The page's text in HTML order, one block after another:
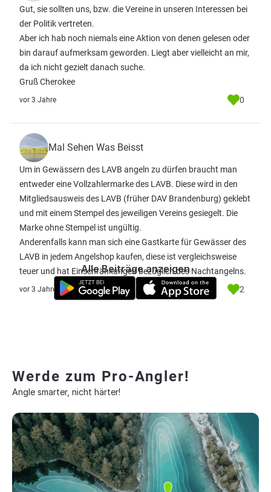
Gut, sie sollten uns, bzw. die Vereine in unseren Interessen bei
der Politik vertreten.
Aber ich hab noch niemals eine Aktion von denen gelesen oder
bin darauf aufmerksam geworden. Liegt aber vielleicht an mir,
da ich nicht gezielt danach suche.
Gruß Cherokee
vor 3 Jahre 0
Mal Sehen Was Beisst
Um in Gewässern des LAVB angeln zu dürfen braucht man
entweder eine Vollzahlermarke des LAVB. Diese wird in den
Mitgliedsausweis des LAVB (früher DAV Brandenburg) geklebt
und mit einem Stempel des jeweiligen Vereins gesiegelt. Die
Marke ohne Stempel ist ungültig.
Anderenfalls kann man sich eine Gastkarte für Gewässer des
LAVB in jedem Angelshop kaufen, diese ist vergleichsweise
teuer und hat Einschränkungen bezüglich des Nachtangelns.
vor 3 Jahre 2
Alle Beiträge anzeigen
Werde zum Pro-Angler!
Angle smarter, nicht härter!